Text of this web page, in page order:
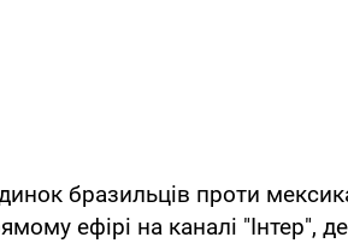
бразильців проти
ефірі на каналі "Інтер",